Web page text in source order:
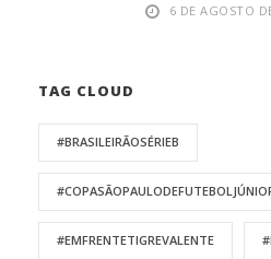
6 DE AGOSTO
TAG CLOUD
#BRASILEIRÃOSÉRIEB
#EMFRENTETIGREVALENTE